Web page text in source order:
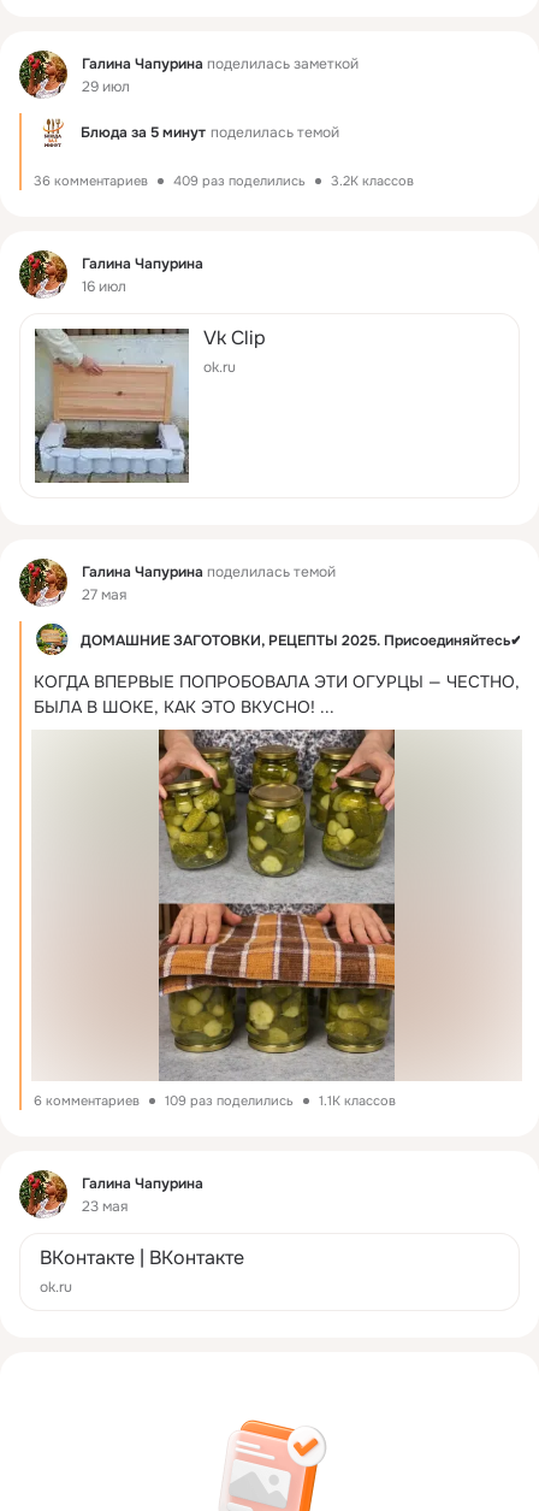
Фид Галина Чапурина поделилась заметкой
29 июл
Блюда за 5 минут поделилась темой
36 комментариев 409 раз поделились 3.2K классов
Фид
Галина Чапурина
16 июл
Vk Clip
ok.ru
Фид Галина Чапурина поделилась темой
27 мая
ДОМАШНИЕ ЗАГОТОВКИ, РЕЦЕПТЫ 2025. Присоединяйтесь✔
КОГДА ВПЕРВЫЕ ПОПРОБОВАЛА ЭТИ ОГУРЦЫ — ЧЕСТНО,
БЫЛА В ШОКЕ, КАК ЭТО ВКУСНО! ...
6 комментариев 109 раз поделились 1.1K классов
Фид
Галина Чапурина
23 мая
ВКонтакте | ВКонтакте
ok.ru